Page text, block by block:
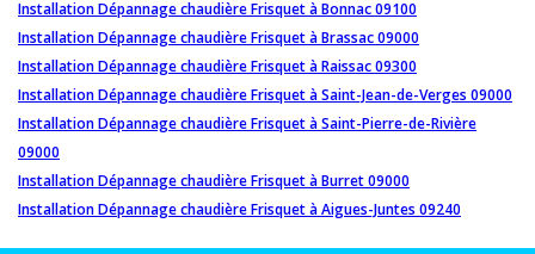
Installation Dépannage chaudière Frisquet à Bonnac 09100
Installation Dépannage chaudière Frisquet à Brassac 09000
Installation Dépannage chaudière Frisquet à Raissac 09300
Installation Dépannage chaudière Frisquet à Saint-Jean-de-Verges 09000
Installation Dépannage chaudière Frisquet à Saint-Pierre-de-Rivière
09000
Installation Dépannage chaudière Frisquet à Burret 09000
Installation Dépannage chaudière Frisquet à Aigues-Juntes 09240